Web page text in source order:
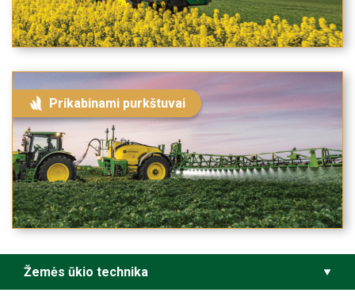
Žemės ūkio technika
Prikabinami purkštuvai